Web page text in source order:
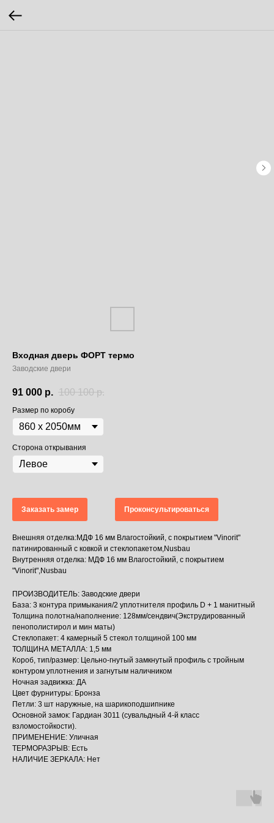
Входная дверь ФОРТ термо
Заводские двери
91 000 р. 100 100 р.
Размер по коробу
Сторона открывания
Заказать замер Проконсультироваться
Внешняя отделка:МДФ 16 мм Влагостойкий, с покрытием "Vinorit"
патинированный с ковкой и стеклопакетом,Nusbau
Внутренняя отделка: МДФ 16 мм Влагостойкий, с покрытием
"Vinorit",Nusbau
ПРОИЗВОДИТЕЛЬ: Заводские двери
База: 3 контура примыкания/2 уплотнителя профиль D + 1 манитный
Толщина полотна/наполнение: 128мм/сендвич(Экструдированный
пенополистирол и мин маты)
Стеклопакет: 4 камерный 5 стекол толщиной 100 мм
ТОЛЩИНА МЕТАЛЛА: 1,5 мм
Короб, тип/размер: Цельно-гнутый замкнутый профиль с тройным
контуром уплотнения и загнутым наличником
Ночная задвижка: ДА
Цвет фурнитуры: Бронза
Петли: 3 шт наружные, на шарикоподшипнике
Основной замок: Гардиан 3011 (сувальдный 4-й класс
взломостойкости).
ПРИМЕНЕНИЕ: Уличная
ТЕРМОРАЗРЫВ: Есть
НАЛИЧИЕ ЗЕРКАЛА: Нет